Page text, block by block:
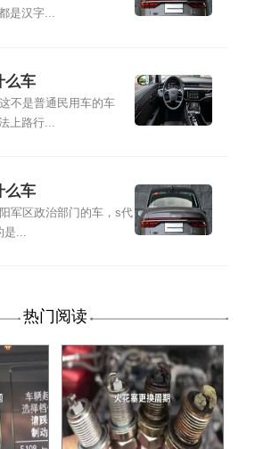
是汉字...
么车
不是普通民用车的车
上路行...
么车
军区政治部门的车，s代
是...
热门阅读